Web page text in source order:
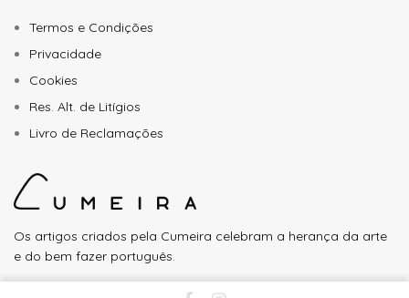
Termos e Condições
Privacidade
Cookies
Res. Alt. de Litígios
Livro de Reclamações
Os artigos criados pela Cumeira celebram a herança da arte
e do bem fazer português.